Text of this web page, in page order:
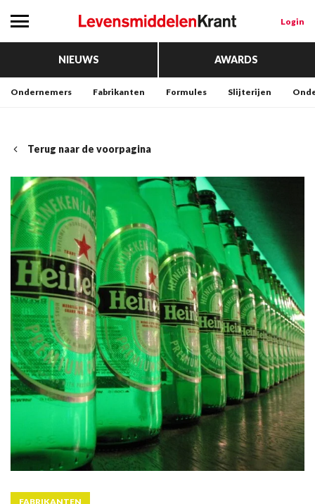
Login
NIEUWS AWARDS
Ondernemers Fabrikanten Formules Slijterijen
Terug naar de voorpagina
FABRIKANTEN